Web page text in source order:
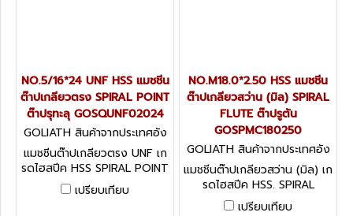
NO.5/16*24 UNF HSS แมชชีน
ต๊าปเกลียวตรง SPIRAL POINT
ต๊าปรุทะลุ GOSQUNF02024
GOLIATH สินค้าจากประเทศอัง
กฤษ GOSQUNF02024
แมชชีนต๊าปเกลียวตรง UNF เก
รดไฮสปีค HSS SPIRAL POINT
ต๊าปรุทะลุ
เปรียบเทียบ
NO.M18.0*2.50 HSS แมชชีน
ต๊าปเกลียวสว่าน (มิล) SPIRAL
FLUTE ต๊าปรูตัน
GOSPMC180250
GOLIATH สินค้าจากประเทศอัง
กฤษ GOSPMC180250
แมชชีนต๊าปเกลียวสว่าน (มิล) เก
รดไฮสปีค HSS. SPIRAL
FLUTE ต๊าปรูตัน
เปรียบเทียบ